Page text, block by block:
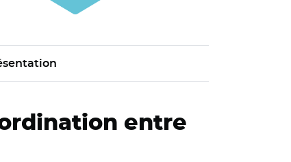
entre